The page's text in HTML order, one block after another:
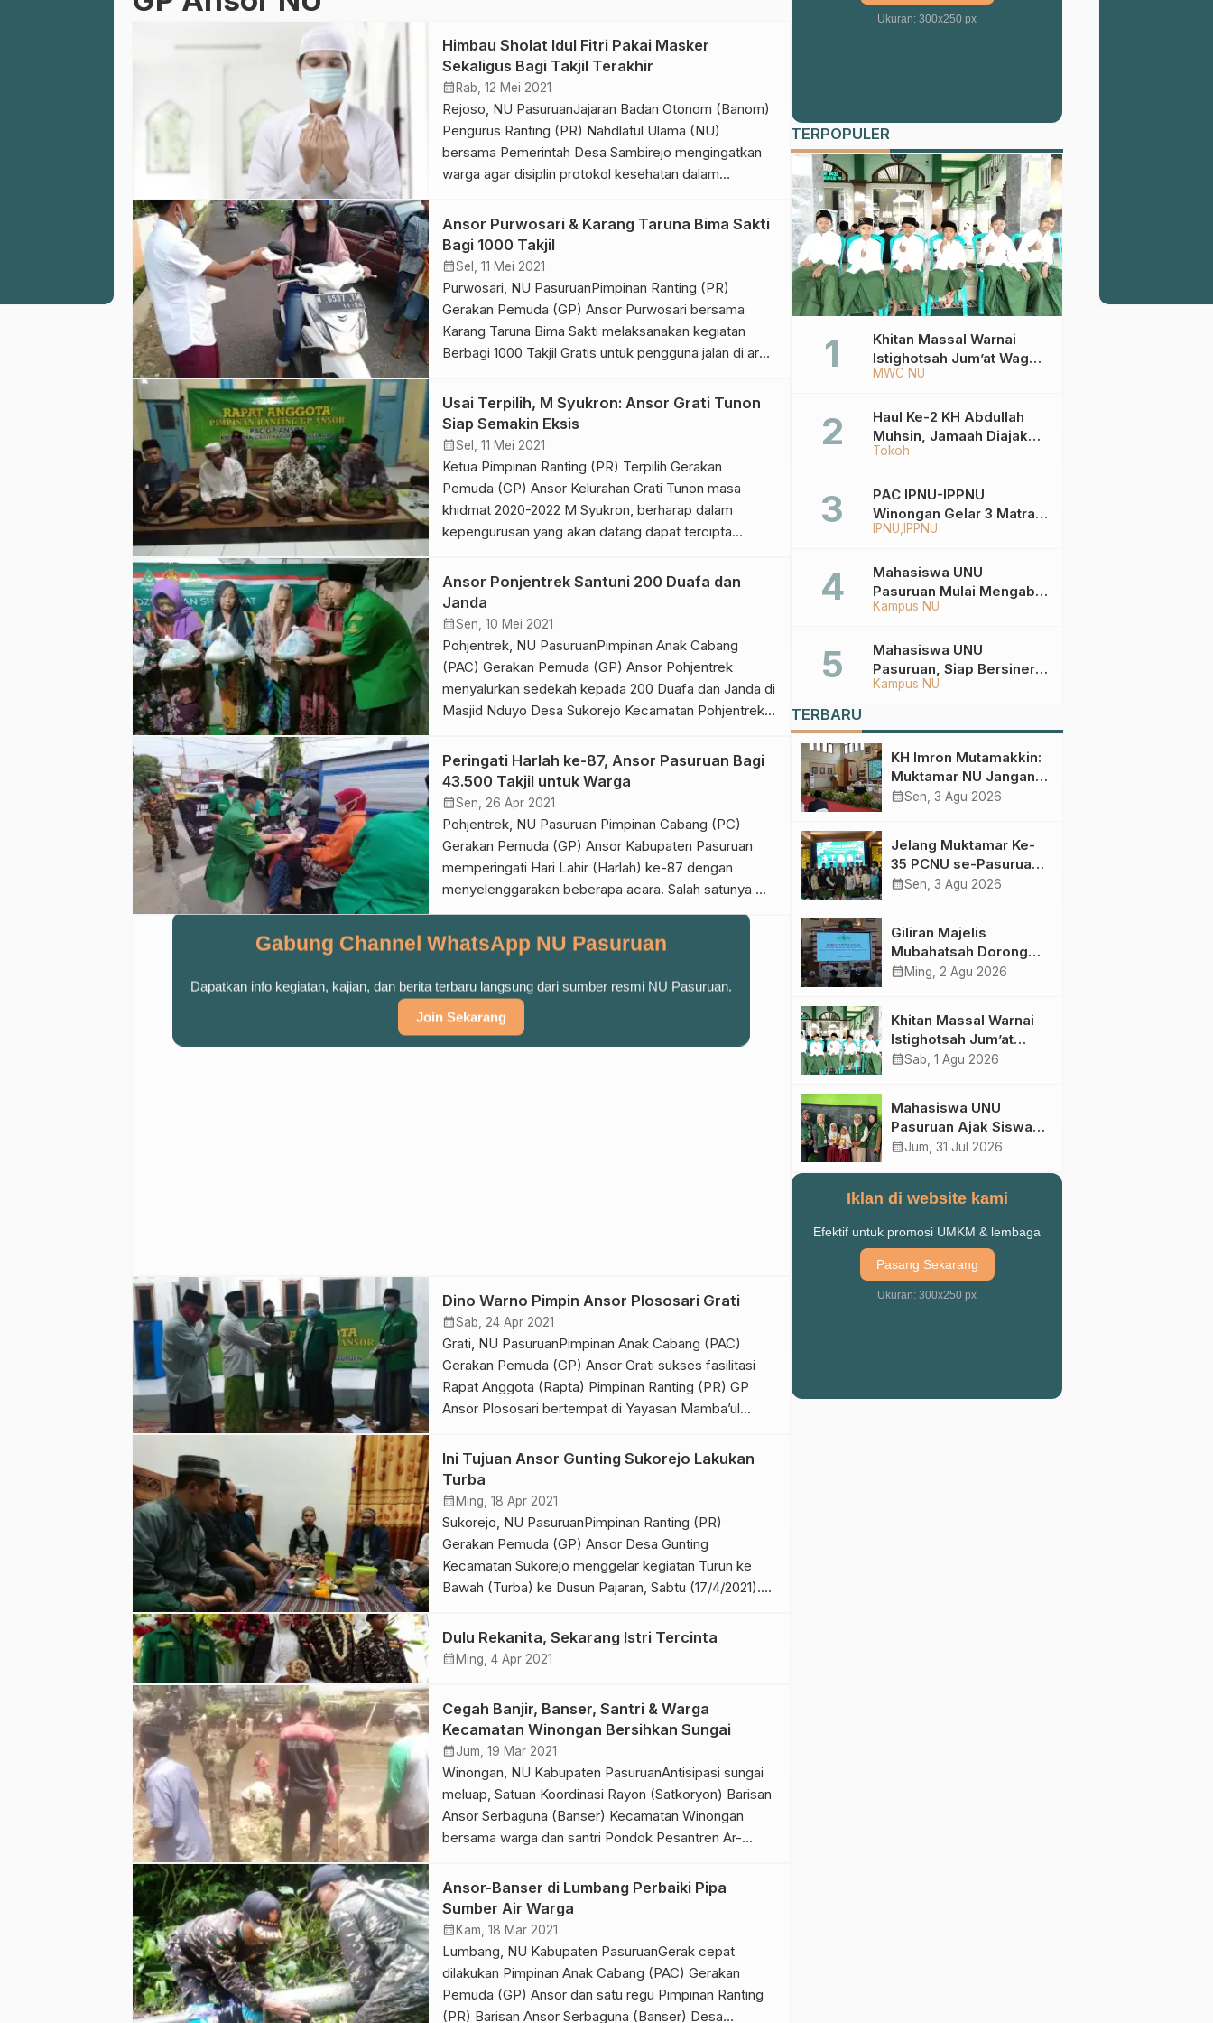
Himbau Sholat Idul Fitri Pakai Masker
Sekaligus Bagi Takjil Terakhir
calendar_month Rab, 12 Mei 2021
Rejoso, NU PasuruanJajaran Badan Otonom (Banom)
Pengurus Ranting (PR) Nahdlatul Ulama (NU)
bersama Pemerintah Desa Sambirejo mengingatkan
warga agar disiplin protokol kesehatan dalam
mudik. Kepala Desa Sambirejo Daifah, menyampaikan
terima kasih kepada Ansor dan IPNU IPPNU atas kerja
bersamanya untuk mengingatkan warga agar disiplin
protokol kesehatan dalam […]
Ansor Purwosari & Karang Taruna Bima Sakti
Bagi 1000 Takjil
calendar_monthSel, 11 Mei 2021
Purwosari, NU PasuruanPimpinan Ranting (PR)
Gerakan Pemuda (GP) Ansor Purwosari bersama
Karang Taruna Bima Sakti melaksanakan kegiatan
Berbagi 1000 Takjil Gratis untuk pengguna jalan di area
perempatan Area PT. Trisakti Purwosari Makmur itu,
diikuti oleh 200 Anggota dari PR GP ANSOR dan
Karang Taruna dengan tetap menerapkan protokol
[…]
Usai Terpilih, M Syukron: Ansor Grati Tunon
Siap Semakin Eksis
calendar_monthSel, 11 Mei 2021
Ketua Pimpinan Ranting (PR) Terpilih Gerakan
Pemuda (GP) Ansor Kelurahan Grati Tunon masa
khidmat 2020-2022 M Syukron, berharap dalam
kepengurusan yang akan datang dapat tercipta
pengurus, semua anggota dan kader Ansor.
“Kedepannya eksistensi gerakan Ansor Kelurahan
Grati Tunon harus lebih efektif. Oleh karena itu, bagi
semua pengurus yang terpilih […]
Ansor Ponjentrek Santuni 200 Duafa dan
Janda
calendar_monthSen, 10 Mei 2021
Pohjentrek, NU PasuruanPimpinan Anak Cabang
(PAC) Gerakan Pemuda (GP) Ansor Pohjentrek
menyalurkan sedekah kepada 200 Duafa dan Janda di
Masjid Nduyo Desa Sukorejo Kecamatan Pohjentrek
bertepatan dengan malam 27 Ramadlan itu menjadi
puncak kegiatan rutin Khotmil Qur’an setiap malam
minggu yang dilaksanakan secara bergilir di beberapa
Masjid wilayah Pohjentrek. […]
Peringati Harlah ke-87, Ansor Pasuruan Bagi
43.500 Takjil untuk Warga
calendar_monthSen, 26 Apr 2021
Pohjentrek, NU Pasuruan Pimpinan Cabang (PC)
Gerakan Pemuda (GP) Ansor Kabupaten Pasuruan
memperingati Hari Lahir (Harlah) ke-87 dengan
menyelenggarakan beberapa acara. Salah satunya
kegiatan pembagian Takjil on the Road, Sabtu
(24/4/2021). Kegiatan itu serentak dilakukan di 87 titik
yang tersebar di 19 Pimpinan Anak Cabang (PAC).
paket. Ketua […]
Gabung Channel WhatsApp NU Pasuruan
Dapatkan info kegiatan, kajian, dan berita terbaru langsung dari sumber resmi NU Pasuruan.
Join Sekarang
Dino Warno Pimpin Ansor Plososari Grati
calendar_monthSab, 24 Apr 2021
Grati, NU PasuruanPimpinan Anak Cabang (PAC)
Gerakan Pemuda (GP) Ansor Grati sukses fasilitasi
Rapat Anggota (Rapta) Pimpinan Ranting (PR) GP
Ansor Plososari bertempat di Yayasan Mamba’ul
Pasuruan, Jum’at (23/4/2021). Ketua PAC GP Ansor
Grati Misbahul Munir menjelaskan bahwa tujuan
kegiatan ini untuk regenerasi kepengurusan dan
menjadi pembelajaran berdemokrasi dalam […]
Ini Tujuan Ansor Gunting Sukorejo Lakukan
Turba
calendar_month Ming, 18 Apr 2021
Sukorejo, NU PasuruanPimpinan Ranting (PR)
Gerakan Pemuda (GP) Ansor Desa Gunting
Kecamatan Sukorejo menggelar kegiatan Turun ke
Bawah (Turba) ke Dusun Pajaran, Sabtu (17/4/2021).
menyatukan persepsi pengurus organisasi dan
persiapan rencana penyusunan program kerja periode
Ismail selaku Ketua […]
Dulu Rekanita, Sekarang Istri Tercinta
calendar_month Ming, 4 Apr 2021
Cegah Banjir, Banser, Santri & Warga
Kecamatan Winongan Bersihkan Sungai
calendar_monthJum, 19 Mar 2021
Winongan, NU Kabupaten PasuruanAntisipasi sungai
meluap, Satuan Koordinasi Rayon (Satkoryon) Barisan
Ansor Serbaguna (Banser) Kecamatan Winongan
bersama warga dan santri Pondok Pesantren Ar-
membersihkan sungai utama yang berada di
wilayahnya. Kegiatan dimulai pukul tujuh pagi hingga
empat sore dan diikuti lebih dari 100 orang. “Kegiatan
bersih-bersih sungai ini untuk meminimalisir […]
Ansor-Banser di Lumbang Perbaiki Pipa
Sumber Air Warga
calendar_month Kam, 18 Mar 2021
Lumbang, NU Kabupaten PasuruanGerak cepat
dilakukan Pimpinan Anak Cabang (PAC) Gerakan
Pemuda (GP) Ansor dan satu regu Pimpinan Ranting
(PR) Barisan Ansor Serbaguna (Banser) Desa
Ukuran: 300x250 px
TERPOPULER
MWC NU
Khitan Massal Warnai
Istighotsah Jum’at Wage
MWCNU Sukorejo
Tokoh
Haul Ke-2 KH Abdullah
Muhsin, Jamaah Diajak
Meneladani
IPNU IPPNU
PAC IPNU-IPPNU
Winongan Gelar 3 Matra
di MA Ma’arif An-Nur
Kampus NU
Mahasiswa UNU
Pasuruan Mulai Mengabdi
di Wonokerto dan Oro-
Programnya
Kampus NU
Mahasiswa UNU
Pasuruan, Siap Bersinergi
Percepat Pembangunan
TERBARU
KH Imron Mutamakkin:
Muktamar NU Jangan
Terjebak pada
calendar_monthSen, 3 Agu 2026
Jelang Muktamar Ke-
35 PCNU se-Pasuruan
Raya Rumuskan
Abad Kedua
calendar_monthSen, 3 Agu 2026
Giliran Majelis
Mubahatsah Dorong
Gagasan Pelembagaan
calendar_month Ming, 2 Agu 2026
Khitan Massal Warnai
Istighotsah Jum’at
Wage MWCNU
calendar_monthSab, 1 Agu 2026
Mahasiswa UNU
Pasuruan Ajak Siswa
SD Al Maksum
calendar_monthJum, 31 Jul 2026
Iklan di website kami
Efektif untuk promosi UMKM & lembaga
Pasang Sekarang
Ukuran: 300x250 px